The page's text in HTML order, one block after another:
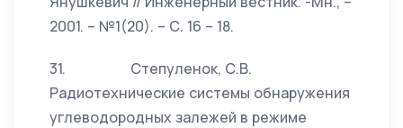
2001. – №1(20). – С. 16 – 18.
31. Степуленок, С.В.
Радиотехнические системы обнаружения
углеводородных залежей в режиме